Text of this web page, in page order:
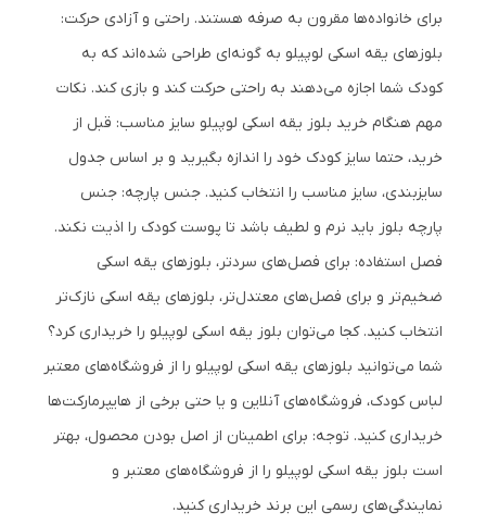
برای خانواده‌ها مقرون به صرفه هستند. راحتی و آزادی حرکت:
بلوزهای یقه اسکی لوپیلو به گونه‌ای طراحی شده‌اند که به
کودک شما اجازه می‌دهند به راحتی حرکت کند و بازی کند. نکات
مهم هنگام خرید بلوز یقه اسکی لوپیلو سایز مناسب: قبل از
خرید، حتما سایز کودک خود را اندازه بگیرید و بر اساس جدول
سایزبندی، سایز مناسب را انتخاب کنید. جنس پارچه: جنس
پارچه بلوز باید نرم و لطیف باشد تا پوست کودک را اذیت نکند.
فصل استفاده: برای فصل‌های سردتر، بلوزهای یقه اسکی
ضخیم‌تر و برای فصل‌های معتدل‌تر، بلوزهای یقه اسکی نازک‌تر
انتخاب کنید. کجا می‌توان بلوز یقه اسکی لوپیلو را خریداری کرد؟
شما می‌توانید بلوزهای یقه اسکی لوپیلو را از فروشگاه‌های معتبر
لباس کودک، فروشگاه‌های آنلاین و یا حتی برخی از هایپرمارکت‌ها
خریداری کنید. توجه: برای اطمینان از اصل بودن محصول، بهتر
است بلوز یقه اسکی لوپیلو را از فروشگاه‌های معتبر و
نمایندگی‌های رسمی این برند خریداری کنید.